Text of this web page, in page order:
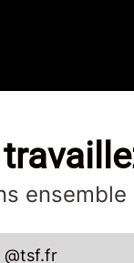
@tsf.fr